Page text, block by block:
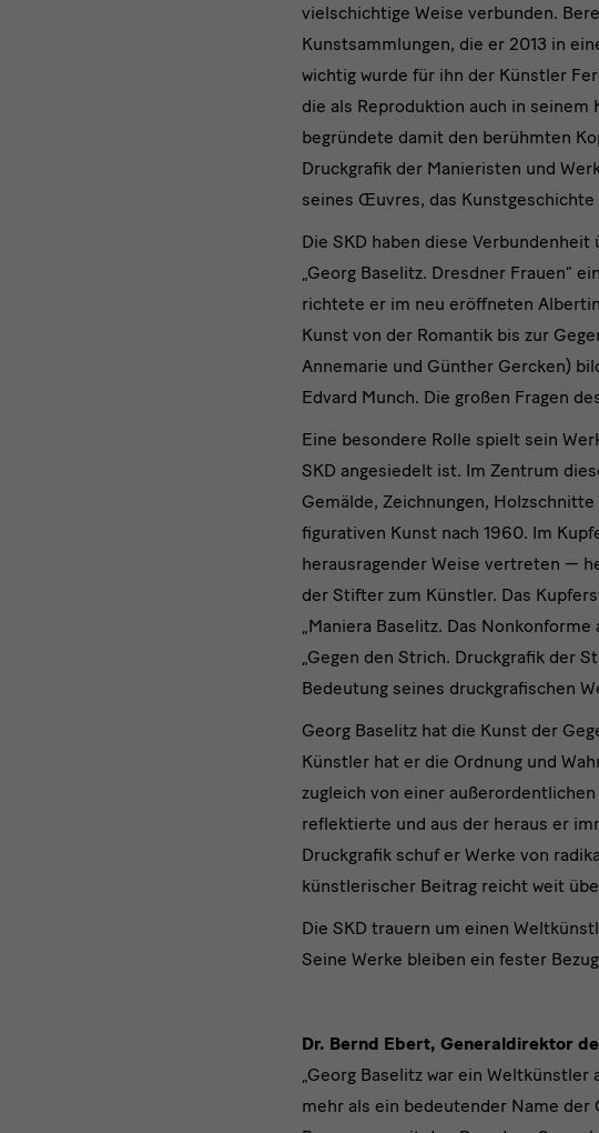
vielschichtige Weise verbunden.
Kunstsammlungen, die er 2013 in
wichtig wurde für ihn der Künstler
die als Reproduktion auch in seinem
begründete damit den berühmten
Druckgrafik der Manieristen und
seines Œuvres, das
Die SKD haben diese
„Georg Baselitz. Dresdner Frauen“
richtete er im neu eröffneten
Kunst von der Romantik bis zur
Annemarie und Günther Gercken)
Edvard Munch. Die großen Fragen
Eine besondere Rolle spielt sein
SKD angesiedelt ist. Im Zentrum
Gemälde, Zeichnungen,
figurativen Kunst nach 1960. Im
herausragender Weise vertreten —
der Stifter zum Künstler. Das
„Maniera Baselitz. Das
„Gegen den Strich. Druckgrafik der
Bedeutung seines druckgrafischen
Georg Baselitz hat die Kunst der
Künstler hat er die Ordnung und
zugleich von einer
reflektierte und aus der heraus er
Druckgrafik schuf er Werke von
künstlerischer Beitrag reicht weit
Die SKD trauern um einen
Seine Werke bleiben ein fester
Dr. Bernd Ebert, Generaldirektor
„Georg Baselitz war ein
mehr als ein bedeutender Name der